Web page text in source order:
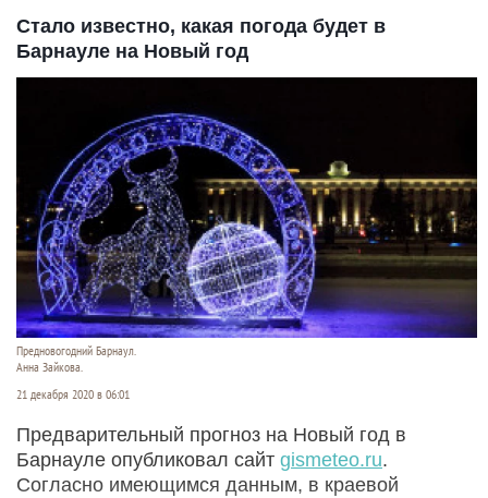
Стало известно, какая погода будет в
Барнауле на Новый год
Предновогодний Барнаул.
Анна Зайкова.
21 декабря 2020 в 06:01
Предварительный прогноз на Новый год в
Барнауле опубликовал сайт gismeteo.ru.
Согласно имеющимся данным, в краевой